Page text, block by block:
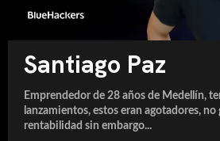
Santiago Paz
Emprendedor de 28 años de Medellín,
lanzamientos, estos eran agotadores, no
rentabilidad sin embargo...